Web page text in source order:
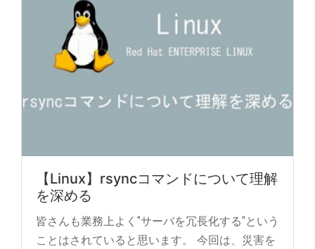
【Linux】rsyncコマンドについて理解
を深める
皆さんも業務上よく"サーバを冗長化する"という
ことはされていると思います。 今回は、災害を